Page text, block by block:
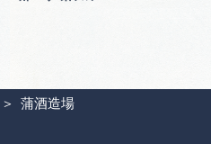
蒲酒造場